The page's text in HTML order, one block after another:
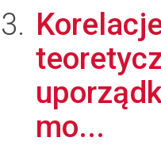
mo...